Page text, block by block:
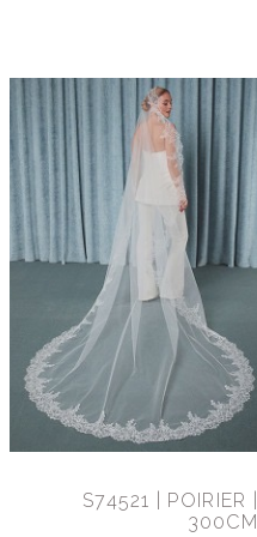
S74521 | POIRIER |
300CM